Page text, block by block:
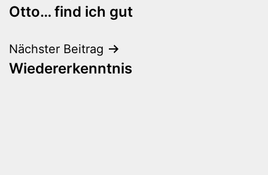
Otto… find ich gut
Nächster Beitrag
Wiedererkenntnis